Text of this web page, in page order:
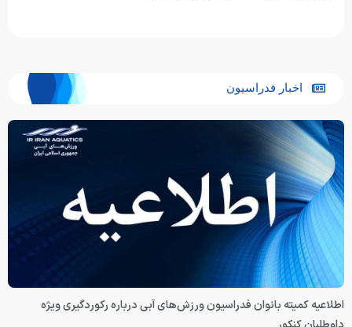
اخبار فدراسیون
اطلاعیه کمیته بانوان فدراسیون ورزش‌های آبی درباره رکوردگیری ویژه